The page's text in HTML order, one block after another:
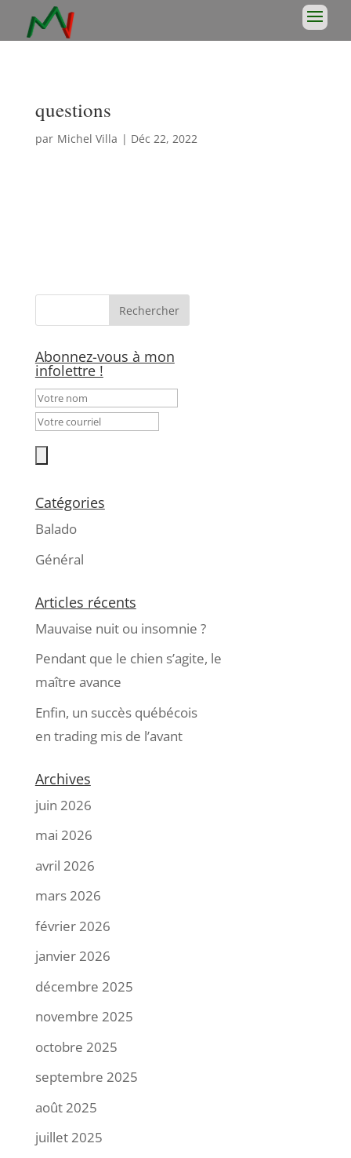
questions
par Michel Villa | Déc 22, 2022
Abonnez-vous à mon
infolettre !
Catégories
Balado
Général
Articles récents
Mauvaise nuit ou insomnie ?
Pendant que le chien s’agite, le
maître avance
Enfin, un succès québécois
en trading mis de l’avant
Archives
juin 2026
mai 2026
avril 2026
mars 2026
février 2026
janvier 2026
décembre 2025
novembre 2025
octobre 2025
septembre 2025
août 2025
juillet 2025